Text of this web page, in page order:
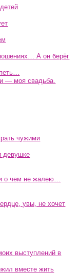
А он берёг
— моя свадьба.
чужими
девушке
о чем не жалею…
увы, не хочет
выступлений в
вместе жить